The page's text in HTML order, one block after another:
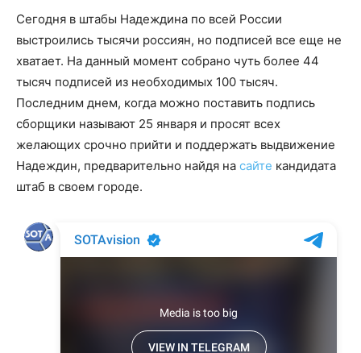
Сегодня в штабы Надеждина по всей России
выстроились тысячи россиян, но подписей все еще не
хватает. На данный момент собрано чуть более 44
тысяч подписей из необходимых 100 тысяч.
Последним днем, когда можно поставить подпись
сборщики называют 25 января и просят всех
желающих срочно прийти и поддержать выдвижение
Надеждин, предварительно найдя на сайте кандидата
штаб в своем городе.